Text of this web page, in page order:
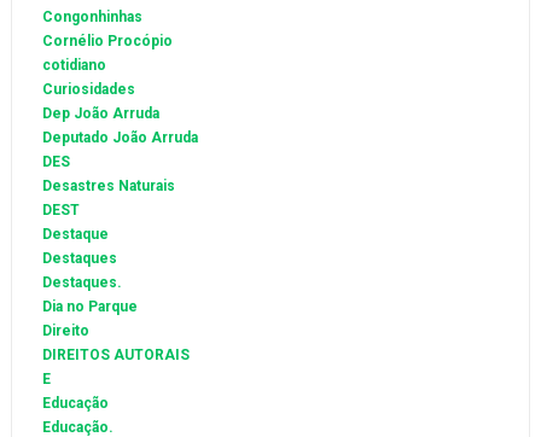
Congonhinhas
Cornélio Procópio
cotidiano
Curiosidades
Dep João Arruda
Deputado João Arruda
DES
Desastres Naturais
DEST
Destaque
Destaques
Destaques.
Dia no Parque
Direito
DIREITOS AUTORAIS
E
Educação
Educação.